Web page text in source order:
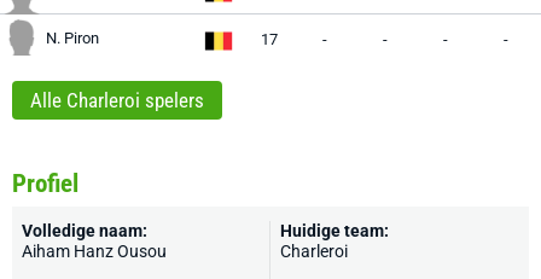
N. Piron 17 - - - -
Alle Charleroi spelers
Profiel
Volledige naam:
Aiham Hanz Ousou
Huidige team:
Charleroi